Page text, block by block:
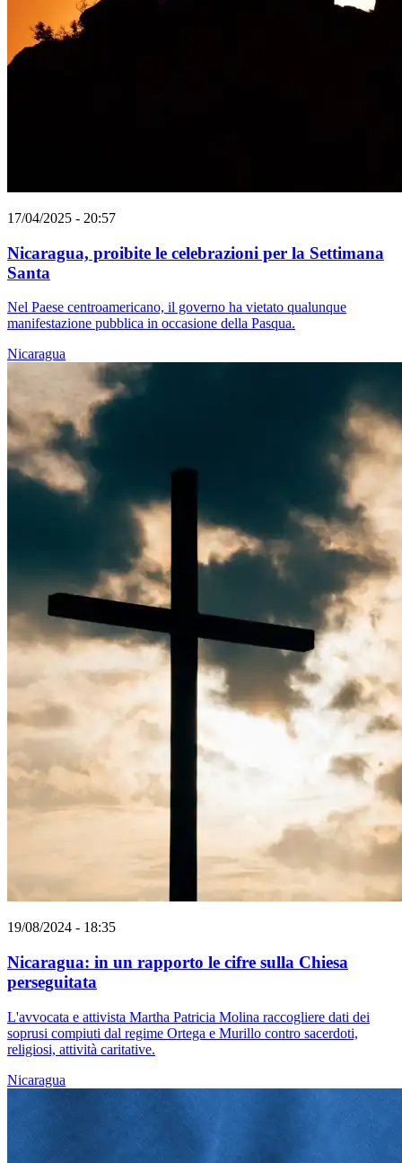
17/04/2025 - 20:57
Nicaragua, proibite le celebrazioni per la Settimana
Santa
Nel Paese centroamericano, il governo ha vietato qualunque
manifestazione pubblica in occasione della Pasqua.
Nicaragua
19/08/2024 - 18:35
Nicaragua: in un rapporto le cifre sulla Chiesa
perseguitata
L'avvocata e attivista Martha Patricia Molina raccogliere dati dei
soprusi compiuti dal regime Ortega e Murillo contro sacerdoti,
religiosi, attività caritative.
Nicaragua